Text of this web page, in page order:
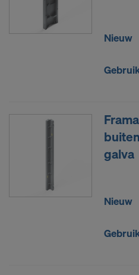
Nieuw
galva
Nieuw